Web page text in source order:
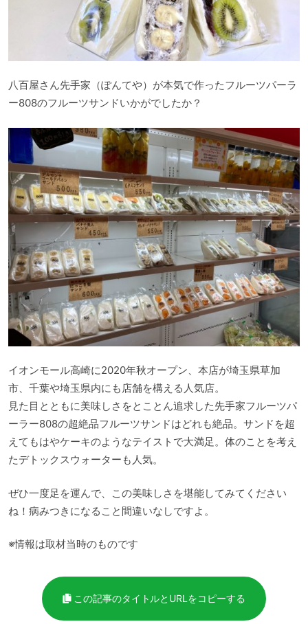
八百屋さん先手家（ぽんてや）が本気で作ったフルーツパーラ
ー808のフルーツサンドいかがでしたか？
イオンモール高崎に2020年秋オープン、本店が埼玉県草加
市、千葉や埼玉県内にも店舗を構える人気店。
見た目とともに美味しさをとことん追求した先手家フルーツパ
ーラー808の超絶品フルーツサンドはどれも絶品。サンドを超
えてもはやケーキのようなテイストで大満足。体のことを考え
たデトックスウォーターも人気。
ぜひ一度足を運んで、この美味しさを堪能してみてください
ね！病みつきになること間違いなしですよ。
※情報は取材当時のものです
この記事のタイトルとURLをコピーする